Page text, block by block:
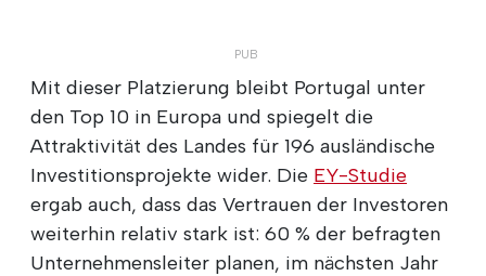
Mit dieser Platzierung bleibt Portugal unter
den Top 10 in Europa und spiegelt die
Attraktivität des Landes für 196 ausländische
Investitionsprojekte wider. Die EY-Studie
ergab auch, dass das Vertrauen der Investoren
weiterhin relativ stark ist: 60 % der befragten
Unternehmensleiter planen, im nächsten Jahr